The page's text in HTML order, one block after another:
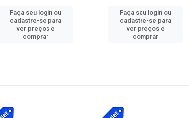
Faça seu login ou
cadastre-se para
ver preços e
comprar
Faça seu login ou
cadastre-se para
ver preços e
comprar